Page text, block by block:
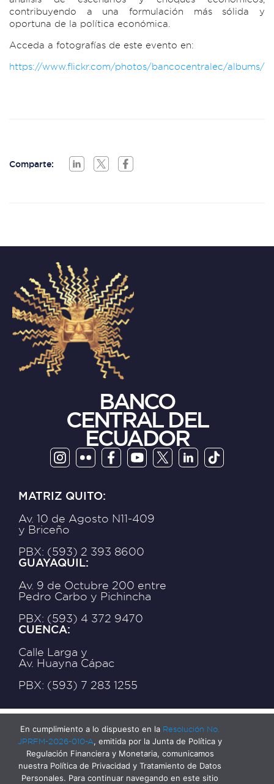
contribuyendo a una formulación más sólida y
oportuna de la política económica.
Acceda a fotografías de este evento en:
https://www.flickr.com/photos/bancocentralec/albums/
Comparte:
BANCO
CENTRAL DEL
ECUADOR
MATRIZ QUITO:
Av. 10 de Agosto N11-409
y Briceño
PBX: (593) 2 393 8600
GUAYAQUIL:
Av. 9 de Octubre 200 entre
Pedro Carbo y Pichincha
PBX: (593) 4 372 9470
CUENCA:
Calle Larga y
Av. Huayna Cápac
PBX: (593) 7 283 1255
En cumplimiento a lo dispuesto en la Resolución No.
JPRFM-2026-010-A, emitida por la Junta de Política y
Regulación Financiera y Monetaria, comunicamos
nuestra Política de Privacidad y Tratamiento de Datos
Personales. Para continuar navegando en este sitio